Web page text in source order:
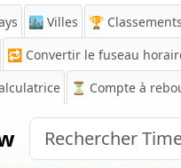
🏙️ Villes 🏆 Classements
🔁 Convertir le fuseau
⏳ Compte à